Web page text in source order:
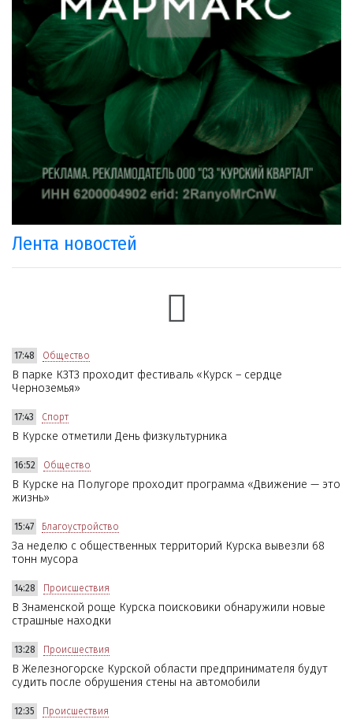
Лента новостей
17:48 Общество
В парке КЗТЗ проходит фестиваль «Курск – сердце
Черноземья»
17:43 Спорт
В Курске отметили День физкультурника
16:52 Общество
В Курске на Полугоре проходит программа «Движение — это
жизнь»
15:47 Благоустройство
За неделю с общественных территорий Курска вывезли 68
тонн мусора
14:28 Происшествия
В Знаменской роще Курска поисковики обнаружили новые
страшные находки
13:28 Происшествия
В Железногорске Курской области предпринимателя будут
судить после обрушения стены на автомобили
12:35 Происшествия